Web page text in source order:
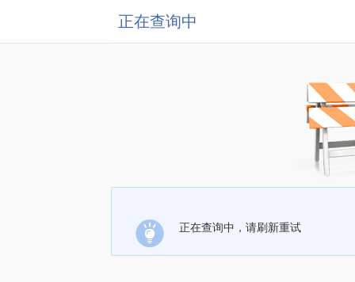
正在查询中
正在查询中，请刷新重试